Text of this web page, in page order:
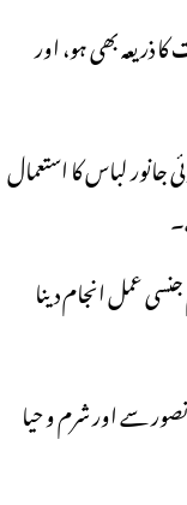
ذریعہ بھی ہو، اور
لباس کا استعمال
عمل انجام دینا
سے اور شرم و حیا